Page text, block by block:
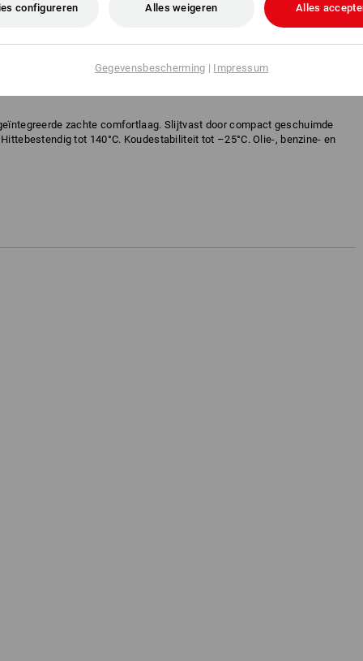
te nemen, tussentijds op te slaan en gecontroleerd aan de volgende
van vocht voorkomen en een aangenaam lichaamsklimaat
zachte comfortlaag. Slijtvast door compact geschuimde
tot 140°C. Koudestabiliteit tot –25°C. Olie-, benzine- en
configureren Alles weigeren Alles
Gegevensbescherming | Impressum